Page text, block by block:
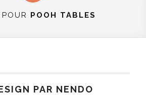
POOH TABLES
PAR NENDO